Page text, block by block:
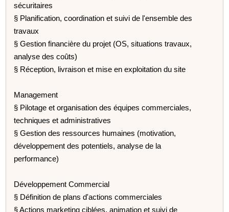
sécuritaires
§ Planification, coordination et suivi de l'ensemble des
travaux
§ Gestion financière du projet (OS, situations travaux,
analyse des coûts)
§ Réception, livraison et mise en exploitation du site
Management
§ Pilotage et organisation des équipes commerciales,
techniques et administratives
§ Gestion des ressources humaines (motivation,
développement des potentiels, analyse de la
performance)
Développement Commercial
§ Définition de plans d'actions commerciales
§ Actions marketing ciblées, animation et suivi de